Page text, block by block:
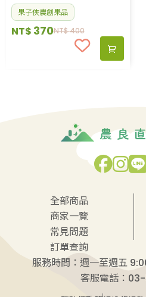
果子俠農創果品
NT$400
NT$ 370
全部商品
商家一覽
常見問題
訂單查詢
服務時間：週一至週五
客服電話：